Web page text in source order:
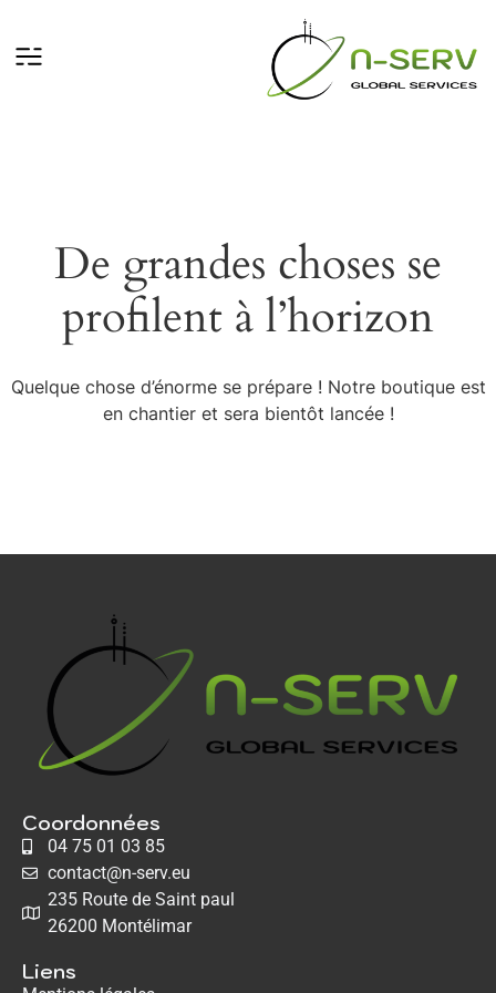
De grandes choses se
profilent à l’horizon
Quelque chose d’énorme se prépare ! Notre boutique est
en chantier et sera bientôt lancée !
Coordonnées
04 75 01 03 85
contact@n-serv.eu
235 Route de Saint paul
26200 Montélimar
Liens